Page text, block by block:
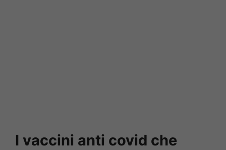
I vaccini anti covid che